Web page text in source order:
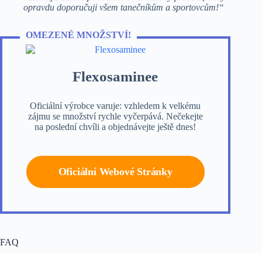
opravdu doporučuji všem tanečníkům a sportovcům!“
OMEZENÉ MNOŽSTVÍ!
Flexosaminee
Oficiální výrobce varuje: vzhledem k velkému
zájmu se množství rychle vyčerpává. Nečekejte
na poslední chvíli a objednávejte ještě dnes!
Oficiální Webové Stránky
FAQ